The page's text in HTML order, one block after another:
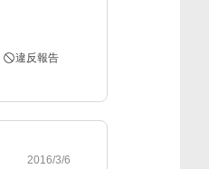
違反報告
2016/3/6